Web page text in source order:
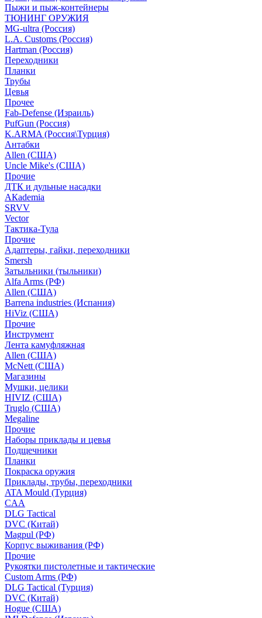
Пыжи и пыж-контейнеры
ТЮНИНГ ОРУЖИЯ
MG-ultra (Россия)
L.A. Customs (Россия)
Hartman (Россия)
Переходники
Планки
Трубы
Цевья
Прочее
Fab-Defense (Израиль)
PufGun (Россия)
K.ARMA (Россия\Турция)
Антабки
Allen (США)
Uncle Mike's (США)
Прочие
ДТК и дульные насадки
АКademia
SRVV
Vector
Тактика-Тула
Прочие
Адаптеры, гайки, переходники
Smersh
Затыльники (тыльники)
Alfa Arms (РФ)
Allen (США)
Barrena industries (Испания)
HiViz (США)
Прочие
Инструмент
Лента камуфляжная
Allen (США)
McNett (США)
Магазины
Мушки, целики
HIVIZ (США)
Truglo (США)
Megaline
Прочие
Наборы приклады и цевья
Подщечники
Планки
Покраска оружия
Приклады, трубы, переходники
ATA Mould (Турция)
CAA
DLG Tactical
DVC (Китай)
Magpul (РФ)
Корпус выживания (РФ)
Прочие
Рукоятки пистолетные и тактические
Custom Arms (РФ)
DLG Tactical (Турция)
DVC (Китай)
Hogue (США)